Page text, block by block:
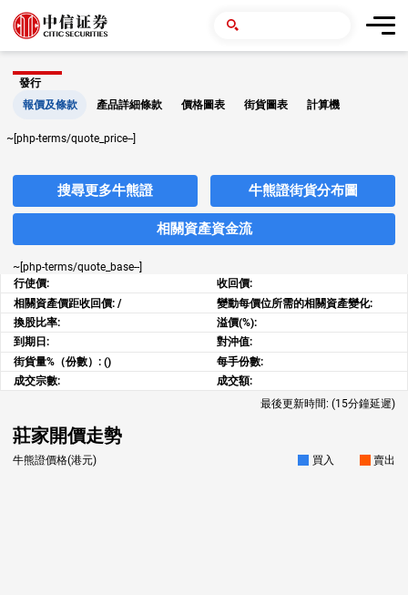
發行
報價及條款
產品詳細條款 價格圖表 街貨圖表 計算機
~[php-terms/quote_price--]
搜尋更多牛熊證 牛熊證街貨分布圖
相關資產資金流
~[php-terms/quote_base--]
行使價:
收回價:
相關資產價距收回價: /
變動每價位所需的相關資產變化:
換股比率:
溢價(%):
到期日:
對沖值:
街貨量%（份數）: ()
每手份數:
成交宗數:
成交額:
最後更新時間: (15分鐘延遲)
莊家開價走勢
牛熊證價格(港元) 買入 賣出